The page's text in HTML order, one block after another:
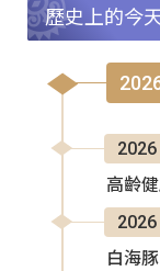
歷史上的今
2026
高齡
2026
白海